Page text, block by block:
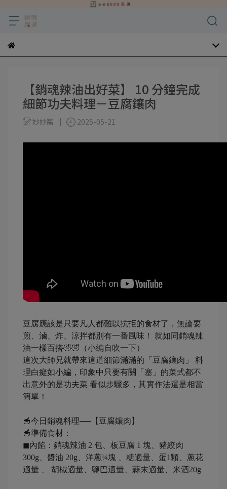
【銷魂辣油出好菜】 10 分鐘完成
細節功夫料理－豆腐鑲肉
妙妙醬 2025-05-21
豆腐應該是只要凡人都難以抗拒的食材了，無論要
煎、滷、炸、涼拌都別有一番風味！ 就如同銷魂辣
油一樣百搭🤣🤣（小編自吹一下）
這次大師兄就帶來這道細節滿滿的「豆腐鑲肉」 料
理白癡如小編，印象中只要有關「塞」的菜式都不
出意外的是功夫菜 看似步驟多，其實作法還是相當
簡單！
🥣今日銷魂料理──【豆腐鑲肉】
🥣準備食材：
◼內餡：銷魂辣油 2 包、板豆腐 1 塊、豬絞肉
300g、醬油 20g、洋蔥¼塊 、糖適量、蛋1顆、蔥花
適量 、 胡椒適量、鹽巴適量、蒜末適量、米酒20g